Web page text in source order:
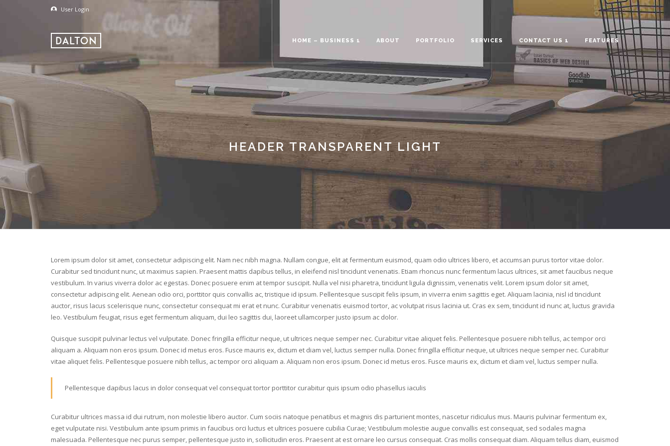
User Login
HOME – BUSINESS 1 ABOUT PORTFOLIO SERVICES CONTACT US 1 FEATURES
HEADER TRANSPARENT LIGHT
Lorem ipsum dolor sit amet, consectetur adipiscing elit. Nam nec nibh magna. Nullam congue, elit at fermentum euismod, quam odio ultrices libero, et accumsan purus tortor vitae dolor.
Curabitur sed tincidunt nunc, ut maximus sapien. Praesent mattis dapibus tellus, in eleifend nisl tincidunt venenatis. Etiam rhoncus nunc fermentum lacus ultrices, sit amet faucibus neque
vestibulum. In varius viverra dolor ac egestas. Donec posuere enim at tempor suscipit. Nulla vel nisi pharetra, tincidunt ligula dignissim, venenatis velit. Lorem ipsum dolor sit amet,
consectetur adipiscing elit. Aenean odio orci, porttitor quis convallis ac, tristique id ipsum. Pellentesque suscipit felis ipsum, in viverra enim sagittis eget. Aliquam lacinia, nisl id tincidunt
auctor, risus lacus scelerisque nunc, consectetur consequat mi erat et nunc. Curabitur venenatis euismod tortor, ac volutpat risus lacinia ut. Cras ex sem, tincidunt id nunc at, luctus gravida
leo. Vestibulum feugiat, risus eget fermentum aliquam, dui leo sagittis dui, laoreet ullamcorper justo ipsum ac dolor.
Quisque suscipit pulvinar lectus vel vulputate. Donec fringilla efficitur neque, ut ultrices neque semper nec. Curabitur vitae aliquet felis. Pellentesque posuere nibh tellus, ac tempor orci
aliquam a. Aliquam non eros ipsum. Donec id metus eros. Fusce mauris ex, dictum et diam vel, luctus semper nulla. Donec fringilla efficitur neque, ut ultrices neque semper nec. Curabitur
vitae aliquet felis. Pellentesque posuere nibh tellus, ac tempor orci aliquam a. Aliquam non eros ipsum. Donec id metus eros. Fusce mauris ex, dictum et diam vel, luctus semper nulla.
Pellentesque dapibus lacus in dolor consequat vel consequat tortor porttitor curabitur quis ipsum odio phasellus iaculis
Curabitur ultrices massa id dui rutrum, non molestie libero auctor. Cum sociis natoque penatibus et magnis dis parturient montes, nascetur ridiculus mus. Mauris pulvinar fermentum ex,
eget vulputate nisi. Vestibulum ante ipsum primis in faucibus orci luctus et ultrices posuere cubilia Curae; Vestibulum molestie augue convallis est consequat, sed sodales magna
malesuada. Pellentesque nec purus semper, pellentesque justo in, sollicitudin eros. Praesent at est ornare leo cursus consequat. Cras mollis consequat diam. Aliquam tellus diam, euismod